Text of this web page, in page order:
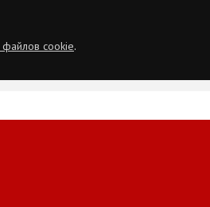
файлов cookie.